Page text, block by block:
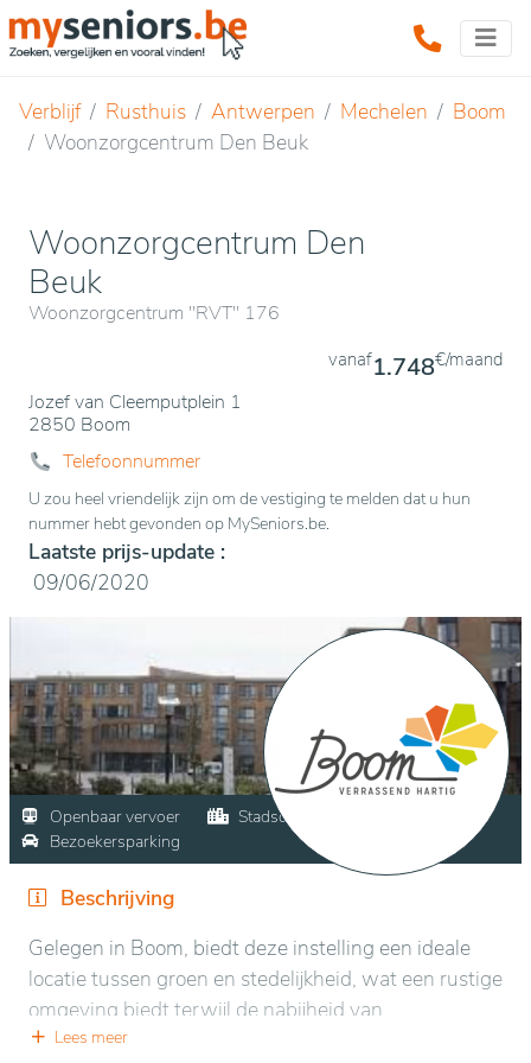
Verblijf Rusthuis Antwerpen Mechelen
Boom
Woonzorgcentrum Den Beuk
Woonzorgcentrum Den
Beuk
Woonzorgcentrum "RVT" 176
Jozef van Cleemputplein 1
2850 Boom
vanaf1.748€/maand
Telefoonnummer
U zou heel vriendelijk zijn om de vestiging te melden dat u hun
nummer hebt gevonden op MySeniors.be.
Laatste prijs-update :
09/06/2020
Openbaar vervoer Stadscentrum
Bezoekersparking
Beschrijving
Gelegen in Boom, biedt deze instelling een ideale
locatie tussen groen en stedelijkheid, wat een rustige
omgeving biedt terwijl de nabijheid van
voorzieningen behouden blijft. Omgeven door
Lees meer